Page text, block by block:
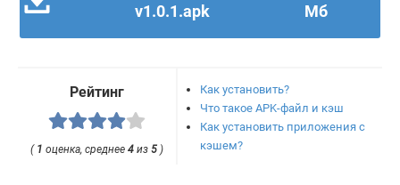
v1.0.1.apk
Мб
Рейтинг
( 1 оценка, среднее4 из5 )
Как установить?
Что такое APK-файл и кэш
Как установить приложения с
кэшем?